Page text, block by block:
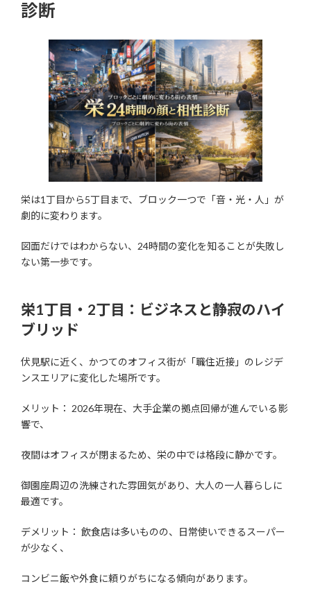
診断
栄は1丁目から5丁目まで、ブロック一つで「音・光・人」が
劇的に変わります。
図面だけではわからない、24時間の変化を知ることが失敗し
ない第一歩です。
栄1丁目・2丁目：ビジネスと静寂のハイ
ブリッド
伏見駅に近く、かつてのオフィス街が「職住近接」のレジデ
ンスエリアに変化した場所です。
メリット： 2026年現在、大手企業の拠点回帰が進んでいる影
響で、
夜間はオフィスが閉まるため、栄の中では格段に静かです。
御園座周辺の洗練された雰囲気があり、大人の一人暮らしに
最適です。
デメリット： 飲食店は多いものの、日常使いできるスーパー
が少なく、
コンビニ飯や外食に頼りがちになる傾向があります。